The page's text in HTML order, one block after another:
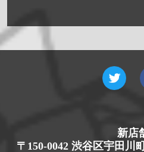
新店
〒150-0042 渋谷区宇田川